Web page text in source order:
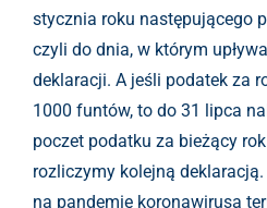
stycznia roku następującego
czyli do dnia, w którym
deklaracji. A jeśli podatek za
1000 funtów, to do 31 lipca
poczet podatku za bieżący
rozliczymy kolejną
na pandemię koronawirusa